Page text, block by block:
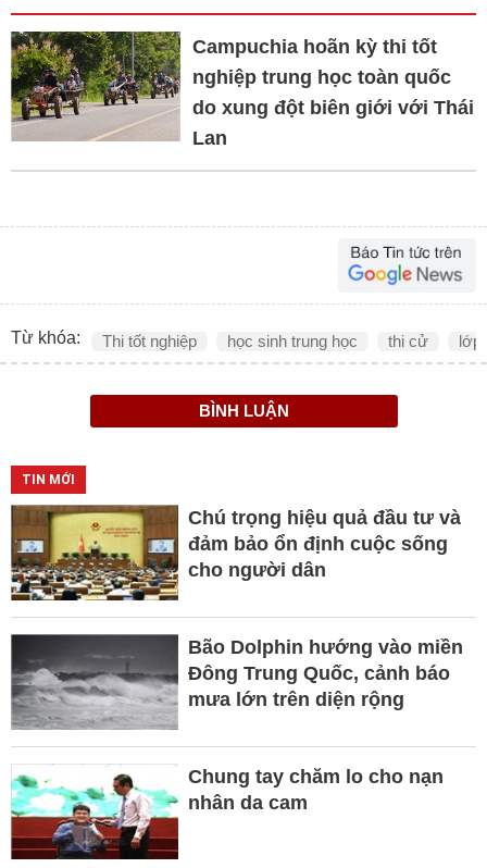
Campuchia hoãn kỳ thi tốt
nghiệp trung học toàn quốc
do xung đột biên giới với Thái
Lan
Từ khóa: Thi tốt nghiệp học sinh trung học thi cử lớp
BÌNH LUẬN
TIN MỚI
Chú trọng hiệu quả đầu tư và
đảm bảo ổn định cuộc sống
cho người dân
Bão Dolphin hướng vào miền
Đông Trung Quốc, cảnh báo
mưa lớn trên diện rộng
Chung tay chăm lo cho nạn
nhân da cam